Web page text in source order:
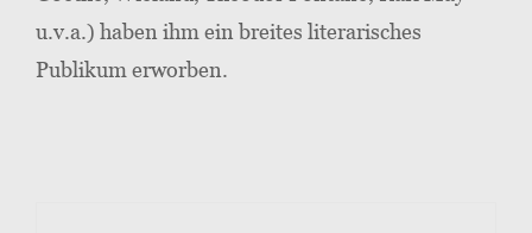
u.v.a.) haben ihm ein breites literarisches
Publikum erworben.